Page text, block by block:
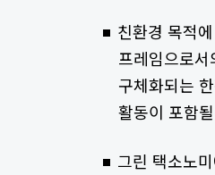
친환경 목적
프레임으로
구체화되는
활동이 포함
그린 택소노